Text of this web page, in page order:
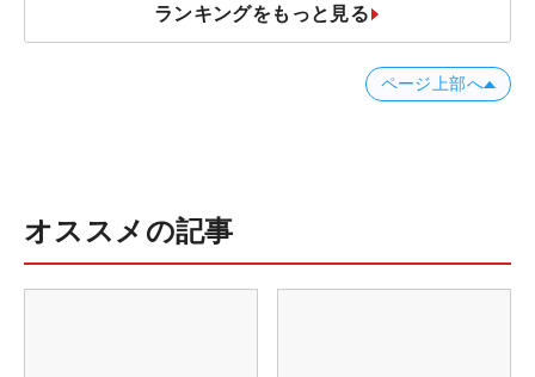
ランキングをもっと見る
ページ上部へ
オススメの記事